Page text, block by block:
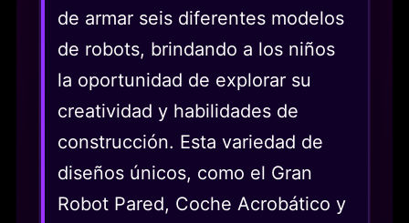
de armar seis diferentes modelos
de robots, brindando a los niños
la oportunidad de explorar su
creatividad y habilidades de
construcción. Esta variedad de
diseños únicos, como el Gran
Robot Pared, Coche Acrobático y